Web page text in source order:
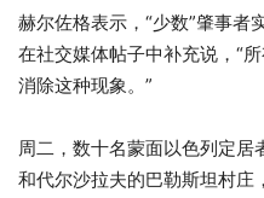
赫尔佐格表示，“少数”肇事者
在社交媒体帖子中补充说，“
消除这种现象。”
周二，数十名蒙面以色列定
和代尔沙拉夫的巴勒斯坦村庄